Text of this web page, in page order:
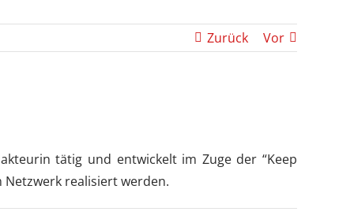
Zurück Vor
tätig und entwickelt im Zuge der “Keep
Netzwerk realisiert werden.